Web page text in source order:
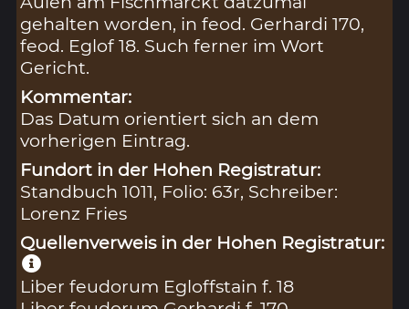
gehalten worden, in feod. Gerhardi 170,
feod. Eglof 18. Such ferner im Wort
Gericht.
Kommentar:
Das Datum orientiert sich an dem
vorherigen Eintrag.
Fundort in der Hohen Registratur:
Standbuch 1011, Folio: 63r, Schreiber:
Lorenz Fries
Quellenverweis in der Hohen Registratur:
Liber feudorum Egloffstain f. 18